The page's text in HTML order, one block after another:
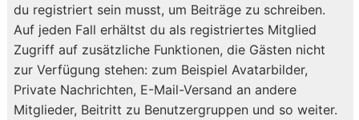
du registriert sein musst, um Beiträge zu schreiben.
Auf jeden Fall erhältst du als registriertes Mitglied
Zugriff auf zusätzliche Funktionen, die Gästen nicht
zur Verfügung stehen: zum Beispiel Avatarbilder,
Private Nachrichten, E-Mail-Versand an andere
Mitglieder, Beitritt zu Benutzergruppen und so weiter.